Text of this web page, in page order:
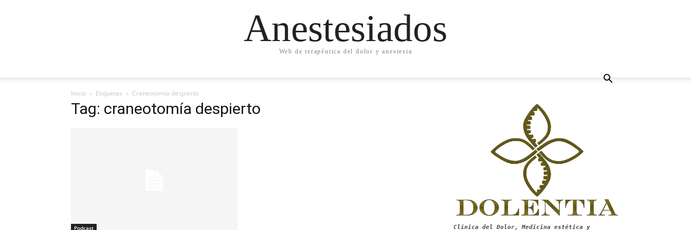
Anestesiados
Web de terapéutica del dolor y anestesia
Inicio Etiquetas Craneotomía despierto
Tag: craneotomía despierto
Podcast Clínica del Dolor, Medicina estética y